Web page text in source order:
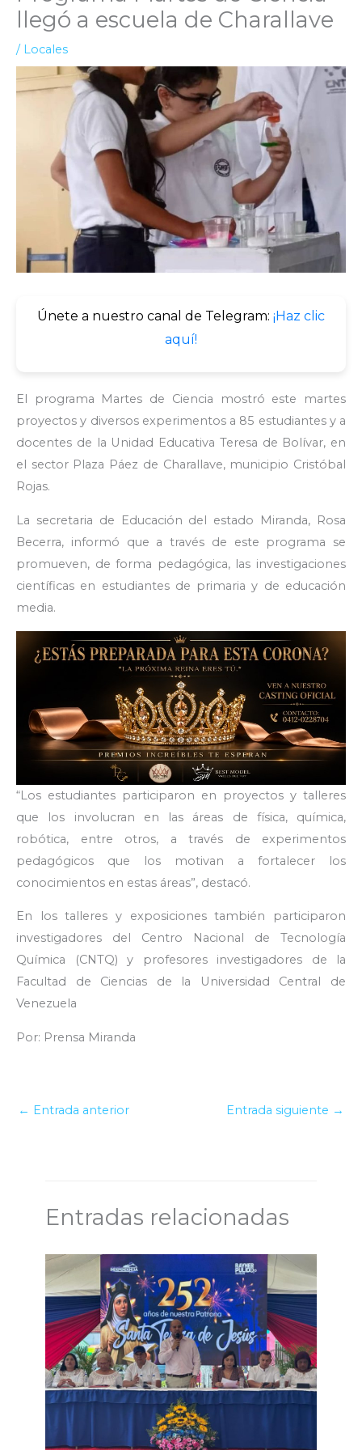
llegó a escuela de Charallave
/ Locales
Únete a nuestro canal de Telegram: ¡Haz clic
aquí!
El programa Martes de Ciencia mostró este martes
proyectos y diversos experimentos a 85 estudiantes y a
docentes de la Unidad Educativa Teresa de Bolívar, en
el sector Plaza Páez de Charallave, municipio Cristóbal
Rojas.
La secretaria de Educación del estado Miranda, Rosa
Becerra, informó que a través de este programa se
promueven, de forma pedagógica, las investigaciones
científicas en estudiantes de primaria y de educación
media.
“Los estudiantes participaron en proyectos y talleres
que los involucran en las áreas de física, química,
robótica, entre otros, a través de experimentos
pedagógicos que los motivan a fortalecer los
conocimientos en estas áreas”, destacó.
En los talleres y exposiciones también participaron
investigadores del Centro Nacional de Tecnología
Química (CNTQ) y profesores investigadores de la
Facultad de Ciencias de la Universidad Central de
Venezuela
Por: Prensa Miranda
← Entrada anterior Entrada siguiente →
Entradas relacionadas